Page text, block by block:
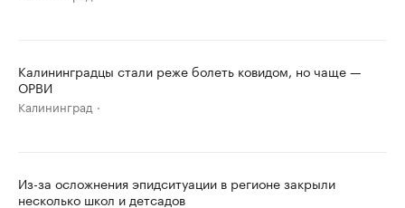
Калининградцы стали реже болеть ковидом, но чаще —
ОРВИ
Калининград
Из-за осложнения эпидситуации в регионе закрыли
несколько школ и детсадов